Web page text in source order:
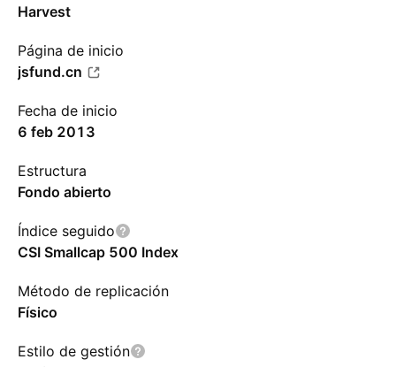
Harvest
Página de inicio
jsfund.cn
Fecha de inicio
6 feb 2013
Estructura
Fondo abierto
Índice seguido
CSI Smallcap 500 Index
Método de replicación
Físico
Estilo de gestión